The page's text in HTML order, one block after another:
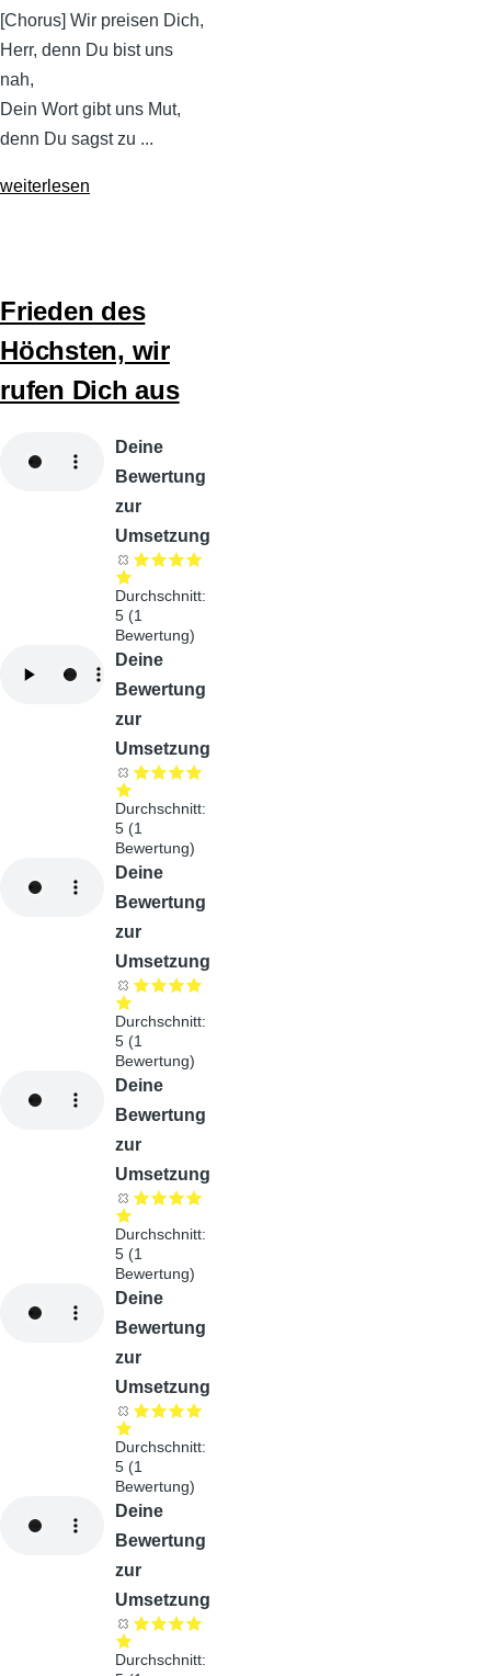
[Chorus] Wir preisen Dich,
Herr, denn Du bist uns
nah,
Dein Wort gibt uns Mut,
denn Du sagst zu ...
weiterlesen
Frieden des
Höchsten, wir
rufen Dich aus
Deine
Bewertung
zur
Umsetzung
Durchschnitt:
5 (1
Bewertung)
Deine
Bewertung
zur
Umsetzung
Durchschnitt:
5 (1
Bewertung)
Deine
Bewertung
zur
Umsetzung
Durchschnitt:
5 (1
Bewertung)
Deine
Bewertung
zur
Umsetzung
Durchschnitt:
5 (1
Bewertung)
Deine
Bewertung
zur
Umsetzung
Durchschnitt:
5 (1
Bewertung)
Deine
Bewertung
zur
Umsetzung
Durchschnitt: